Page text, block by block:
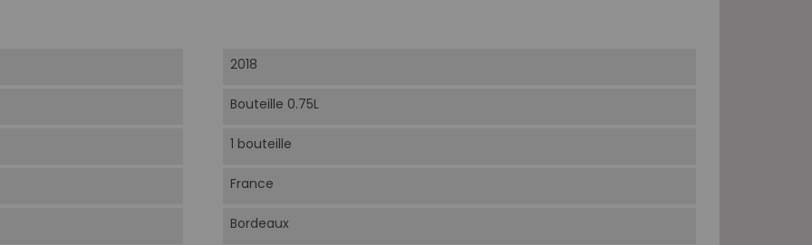
2018
Bouteille 0.75L
1 bouteille
France
Bordeaux